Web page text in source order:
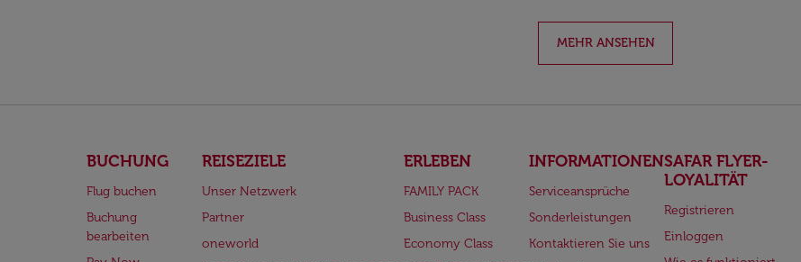
MEHR ANSEHEN
BUCHUNG
Flug buchen
Buchung
bearbeiten
REISEZIELE
Unser Netzwerk
Partner
oneworld
ERLEBEN
FAMILY PACK
Business Class
Economy Class
INFORMATIONEN
Serviceansprüche
Sonderleistungen
Kontaktieren Sie uns
SAFAR FLYER-
LOYALITÄT
Registrieren
Einloggen